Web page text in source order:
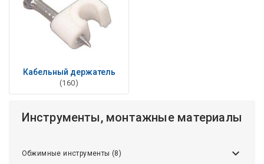
Кабельный держатель
(160)
Инструменты, монтажные материалы
Обжимные инструменты (8)